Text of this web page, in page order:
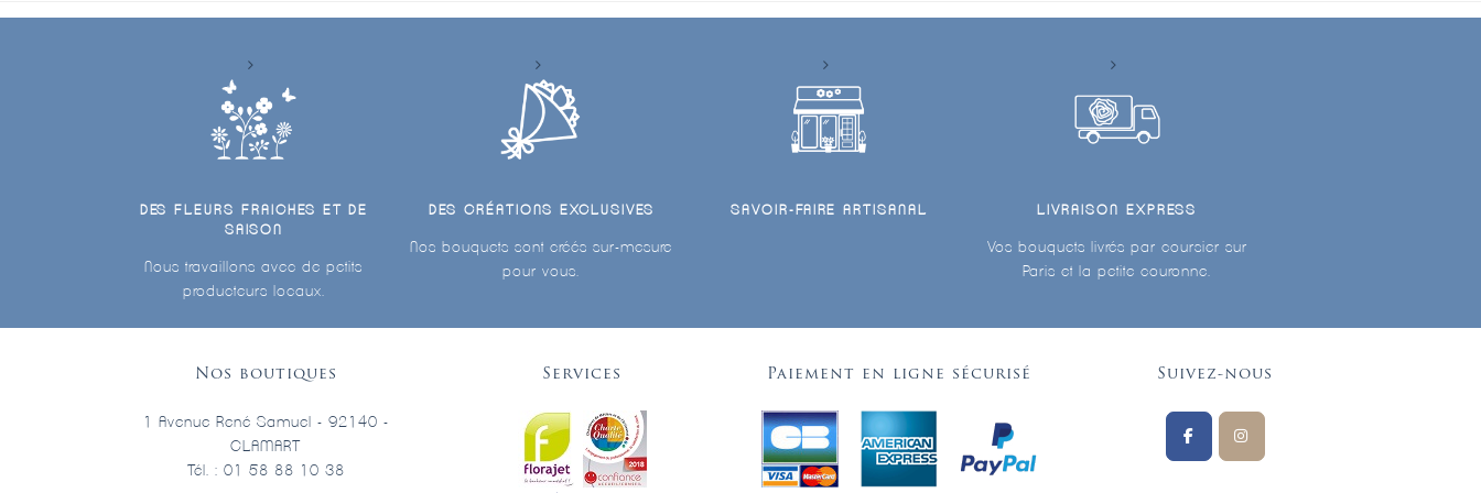
DES FLEURS FRAICHES ET DE
SAISON
Nous travaillons avec de petits
producteurs locaux.
DES CRÉATIONS EXCLUSIVES
Nos bouquets sont créés sur-mesure
pour vous.
SAVOIR-FAIRE ARTISANAL LIVRAISON EXPRESS
Vos bouquets livrés par coursier sur
Paris et la petite couronne.
Nos boutiques
1 Avenue René Samuel - 92140 -
CLAMART
Tél. : 01 58 88 10 38
Services Paiement en ligne sécurisé Suivez-nous